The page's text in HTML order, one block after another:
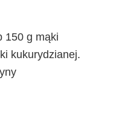
150 g mąki
kukurydzianej.